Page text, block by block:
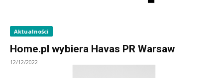
Aktualności
Home.pl wybiera Havas PR Warsaw
12/12/2022